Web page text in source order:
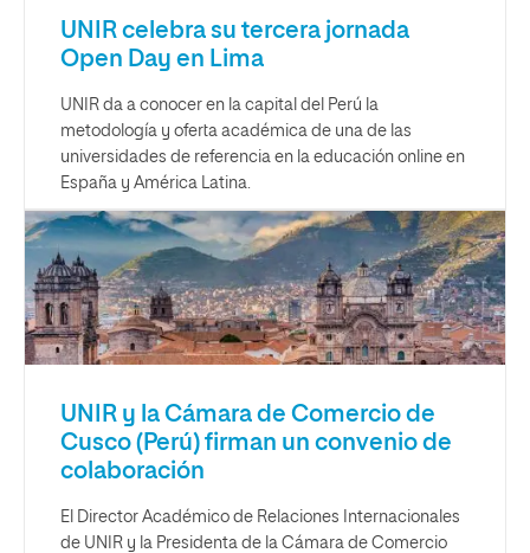
UNIR celebra su tercera jornada
Open Day en Lima
UNIR da a conocer en la capital del Perú la
metodología y oferta académica de una de las
universidades de referencia en la educación online en
España y América Latina.
UNIR y la Cámara de Comercio de
Cusco (Perú) firman un convenio de
colaboración
El Director Académico de Relaciones Internacionales
de UNIR y la Presidenta de la Cámara de Comercio